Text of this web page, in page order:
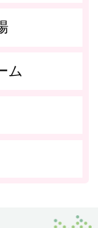
ム